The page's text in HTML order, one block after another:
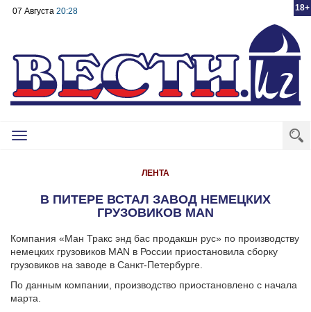
18+
07 Августа 20:28
Toggle
ЛЕНТА
В ПИТЕРЕ ВСТАЛ ЗАВОД НЕМЕЦКИХ
ГРУЗОВИКОВ MAN
Компания «Ман Тракс энд бас продакшн рус» по производству
немецких грузовиков MAN в России приостановила сборку
грузовиков на заводе в Санкт-Петербурге.
По данным компании, производство приостановлено с начала
марта.